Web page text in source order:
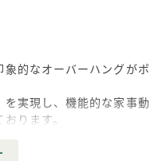
的なオーバーハングがポ
実現し、機能的な家事動
ります。
ぐくみの庭」、将来を見